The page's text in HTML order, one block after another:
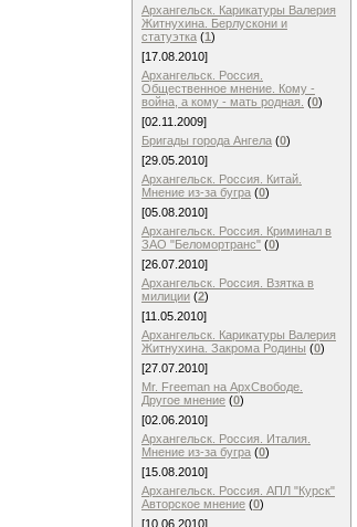
Архангельск. Карикатуры Валерия
Житнухина. Берлускони и
статуэтка (1)
[17.08.2010]
Архангельск. Россия.
Общественное мнение. Кому -
война, а кому - мать родная. (0)
[02.11.2009]
Бригады города Ангела (0)
[29.05.2010]
Архангельск. Россия. Китай.
Мнение из-за бугра (0)
[05.08.2010]
Архангельск. Россия. Криминал в
ЗАО "Беломортранс" (0)
[26.07.2010]
Архангельск. Россия. Взятка в
милиции (2)
[11.05.2010]
Архангельск. Карикатуры Валерия
Житнухина. Закрома Родины (0)
[27.07.2010]
Mr. Freeman на АрхСвободе.
Другое мнение (0)
[02.06.2010]
Архангельск. Россия. Италия.
Мнение из-за бугра (0)
[15.08.2010]
Архангельск. Россия. АПЛ "Курск"
Авторское мнение (0)
[10.06.2010]